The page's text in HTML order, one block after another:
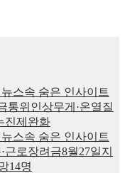
스속 숨은 인사이트
통위인상무게·온열질
진제완화
스속 숨은 인사이트
로장려금8월27일지
14명